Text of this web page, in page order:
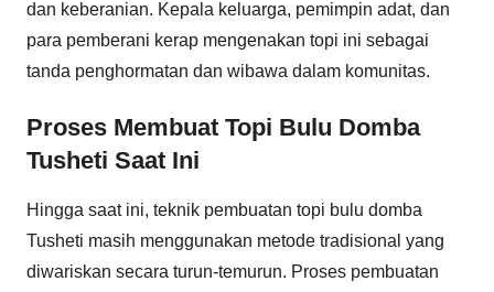
dan keberanian. Kepala keluarga, pemimpin adat, dan
para pemberani kerap mengenakan topi ini sebagai
tanda penghormatan dan wibawa dalam komunitas.
Proses Membuat Topi Bulu Domba
Tusheti Saat Ini
Hingga saat ini, teknik pembuatan topi bulu domba
Tusheti masih menggunakan metode tradisional yang
diwariskan secara turun-temurun. Proses pembuatan